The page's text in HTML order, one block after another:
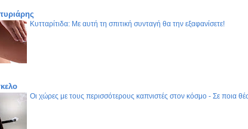
Κυτταρίτιδα: Με αυτή τη σπιτική συνταγή θα την εξαφανίσετε!
Οι χώρες με τους περισσότερους καπνιστές στον κόσμο - Σε ποια